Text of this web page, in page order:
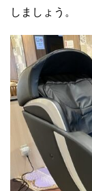
しましょう。